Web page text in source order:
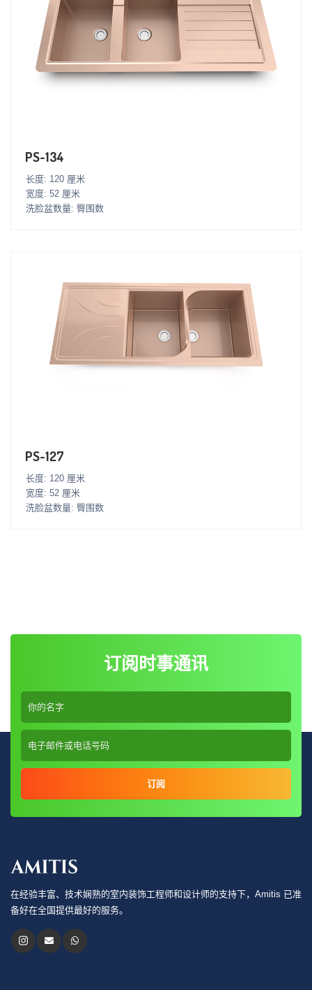
PS-134
长度: 120 厘米
宽度: 52 厘米
洗脸盆数量: 臀围数
PS-127
长度: 120 厘米
宽度: 52 厘米
洗脸盆数量: 臀围数
订阅时事通讯
订阅
在经验丰富、技术娴熟的室内装饰工程师和设计师的支持下，Amitis 已准
备好在全国提供最好的服务。